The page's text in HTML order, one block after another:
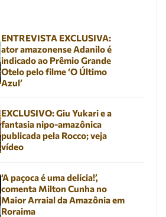
ENTREVISTA EXCLUSIVA:
ator amazonense Adanilo é
indicado ao Prêmio Grande
Otelo pelo filme ‘O Último
Azul’
EXCLUSIVO: Giu Yukari e a
fantasia nipo-amazônica
publicada pela Rocco; veja
vídeo
‘A paçoca é uma delícia!’,
comenta Milton Cunha no
Maior Arraial da Amazônia em
Roraima